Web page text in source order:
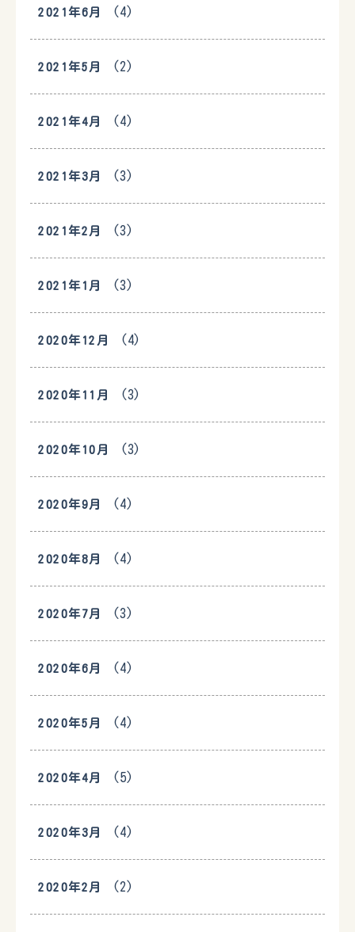
2021年6月 (4)
2021年5月 (2)
2021年4月 (4)
2021年3月 (3)
2021年2月 (3)
2021年1月 (3)
2020年12月 (4)
2020年11月 (3)
2020年10月 (3)
2020年9月 (4)
2020年8月 (4)
2020年7月 (3)
2020年6月 (4)
2020年5月 (4)
2020年4月 (5)
2020年3月 (4)
2020年2月 (2)